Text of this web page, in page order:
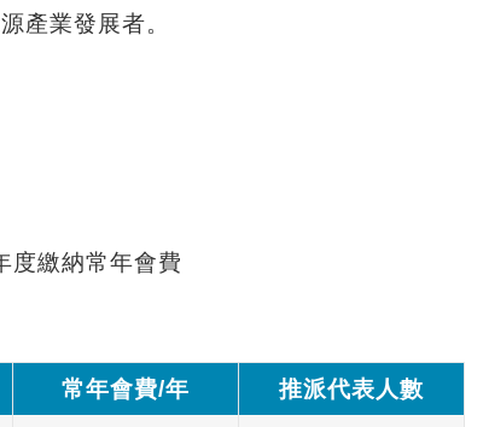
產業發展者。
度繳納常年會費
常年會費/年 推派代表人數